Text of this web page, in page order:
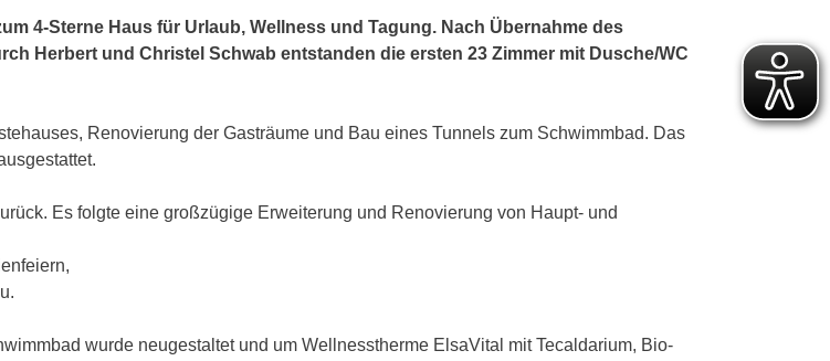
4-Sterne Haus für Urlaub, Wellness und Tagung. Nach Übernahme des
Herbert und Christel Schwab entstanden die ersten 23 Zimmer mit Dusche/WC
Renovierung der Gasträume und Bau eines Tunnels zum Schwimmbad. Das
Es folgte eine großzügige Erweiterung und Renovierung von Haupt- und
wurde neugestaltet und um Wellnesstherme ElsaVital mit Tecaldarium, Bio-